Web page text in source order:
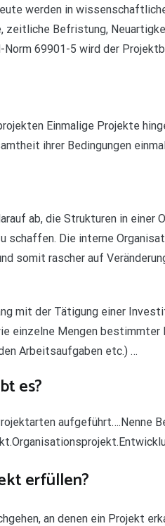
werden in
zeitliche Befristung,
Norm 69901-5 wird der
Einmalige Projekte
ihrer Bedingungen
ab, die Strukturen in einer
schaffen. Die interne
somit rascher auf
mit der Tätigung einer
einzelne Mengen
Arbeitsaufgaben etc.) …
es?
aufgeführt….Nenne
erfüllen?
an denen ein Projekt